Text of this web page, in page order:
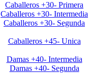
Caballeros +30- Primera
Caballeros +30- Intermedia
Caballeros +30- Segunda
Caballeros +45- Unica
Damas +40- Intermedia
Damas +40- Segunda